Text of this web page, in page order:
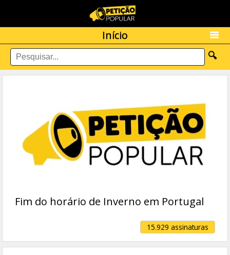
Início
🔍
Fim do horário de Inverno em Portugal
15.929 assinaturas